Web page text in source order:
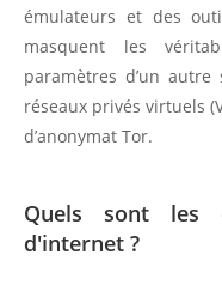
émulateurs et des
masquent les
paramètres d’un autre
réseaux privés virtuels
d’anonymat Tor.
Quels sont les
d'internet ?